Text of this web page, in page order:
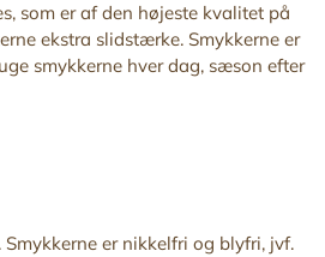
som er af den højeste kvalitet på
ekstra slidstærke. Smykkerne er
smykkerne hver dag, sæson efter
er nikkelfri og blyfri, jvf.